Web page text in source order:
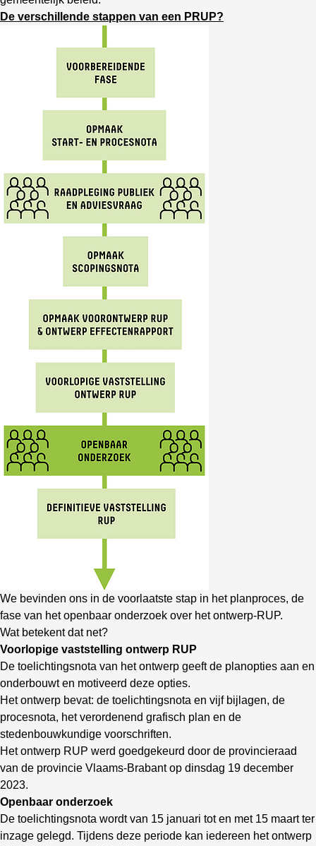
De verschillende stappen van een PRUP?
We bevinden ons in de voorlaatste stap in het planproces, de
fase van het openbaar onderzoek over het ontwerp-RUP.
Wat betekent dat net?
Voorlopige vaststelling ontwerp RUP
De toelichtingsnota van het ontwerp geeft de planopties aan en
onderbouwt en motiveerd deze opties.
Het ontwerp bevat: de toelichtingsnota en vijf bijlagen, de
procesnota, het verordenend grafisch plan en de
stedenbouwkundige voorschriften.
Het ontwerp RUP werd goedgekeurd door de provincieraad
van de provincie Vlaams-Brabant op dinsdag 19 december
2023.
Openbaar onderzoek
De toelichtingsnota wordt van 15 januari tot en met 15 maart ter
inzage gelegd. Tijdens deze periode kan iedereen het ontwerp